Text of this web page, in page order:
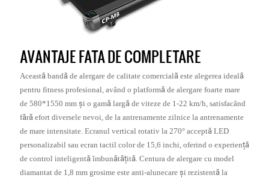
AVANTAJE FATA DE COMPLETARE
Această bandă de alergare de calitate comercială este alegerea ideală
pentru fitness profesional, având o platformă de alergare foarte mare
de 580*1550 mm și o gamă largă de viteze de 1-22 km/h, satisfacând
fără efort diversele nevoi, de la antrenamente zilnice la antrenamente
de mare intensitate. Ecranul vertical rotativ la 270° acceptă LED
personalizabil sau ecran tactil color de 15,6 inchi, oferind o experiență
de control inteligentă îmbunătățită. Centura de alergare cu model
diamantat de 1,8 mm grosime este anti-alunecare și rezistentă la